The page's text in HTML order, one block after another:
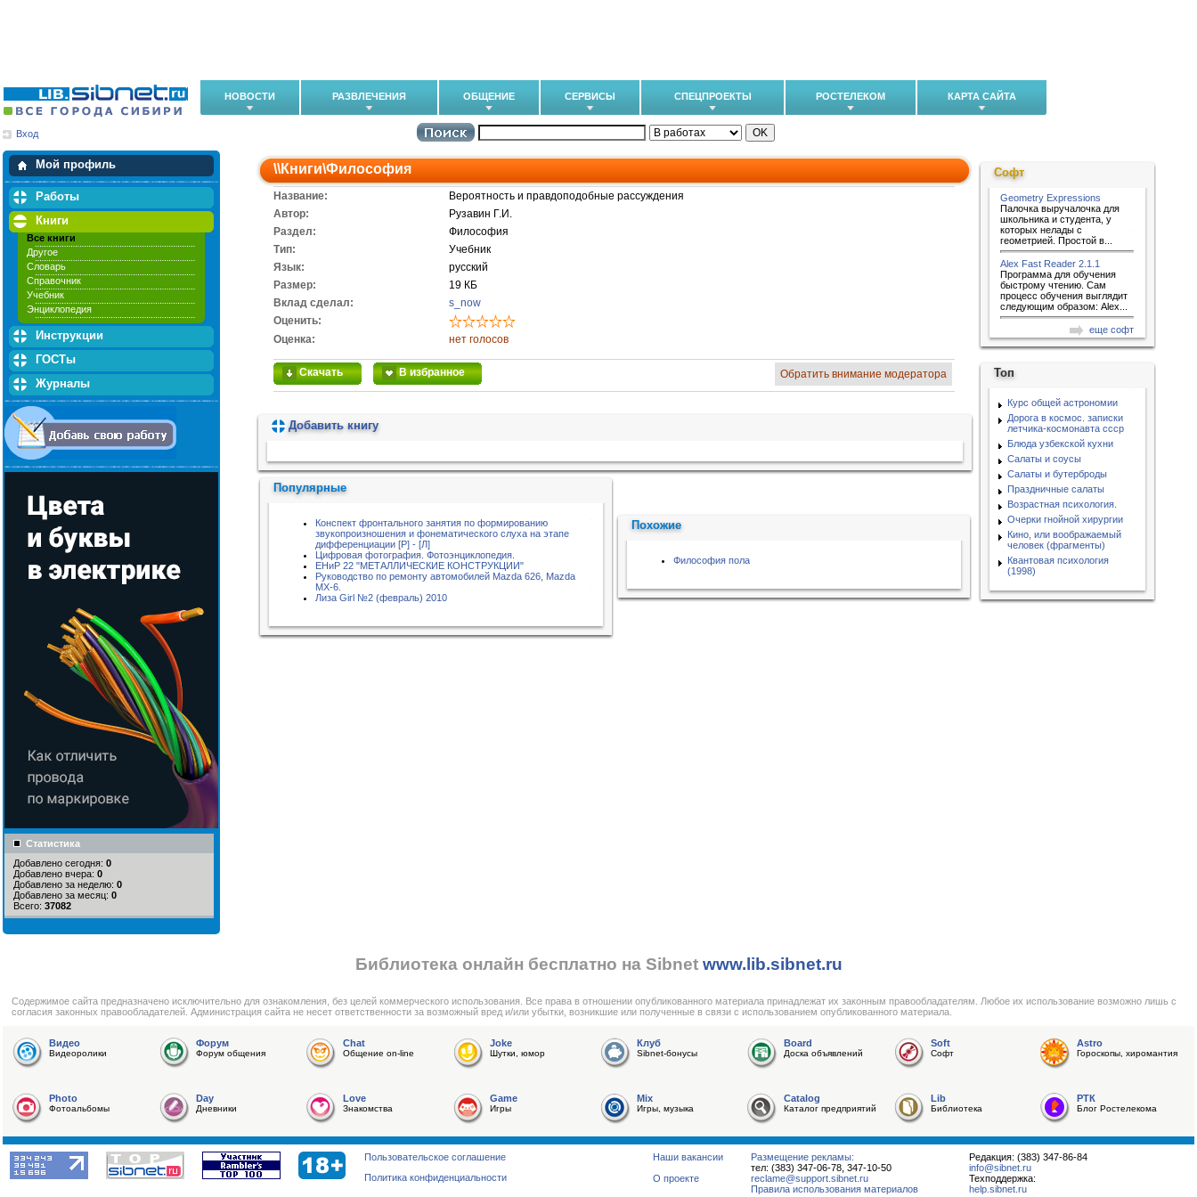
НОВОСТИ РАЗВЛЕЧЕНИЯ ОБЩЕНИЕ СЕРВИСЫ СПЕЦПРОЕКТЫ РОСТЕЛЕКОМ КАРТА САЙТА
Вход
Мой профиль
Мои закладки
Работы
Книги
Все книги
Другое
Словарь
Справочник
Учебник
Энциклопедия
Инструкции
ГОСТы
Журналы
Статистика
Добавлено сегодня: 0
Добавлено вчера: 0
Добавлено за неделю: 0
Добавлено за месяц: 0
Всего: 37082
\\Книги\Философия
Название:
Вероятность и правдоподобные рассуждения
Автор:
Рузавин Г.И.
Раздел:
Философия
Тип:
Учебник
Язык:
русский
Размер:
19 КБ
Вклад сделал:
s_now
Оценить:
Оценка:
нет голосов
Скачать В избранное Обратить внимание модератора
Добавить книгу
Популярные
Конспект фронтального занятия по формированию
звукопроизношения и фонематического слуха на этапе
дифференциации [Р] - [Л]
Цифровая фотография. Фотоэнциклопедия.
ЕНиР 22 "МЕТАЛЛИЧЕСКИЕ КОНСТРУКЦИИ"
Руководство по ремонту автомобилей Mazda 626, Mazda
MX-6.
Лиза Girl №2 (февраль) 2010
Похожие
Философия пола
Софт
Geometry Expressions
Палочка выручалочка для
школьника и студента, у
которых нелады с
геометрией. Простой в...
Alex Fast Reader 2.1.1
Программа для обучения
быстрому чтению. Сам
процесс обучения выглядит
следующим образом: Alex...
еще софт
Топ
Курс общей астрономии
Дорога в космос. записки
летчика-космонавта ссср
Блюда узбекской кухни
Салаты и соусы
Салаты и бутерброды
Праздничные салаты
Возрастная психология.
Очерки гнойной хирургии
Кино, или воображаемый
человек (фрагменты)
Квантовая психология
(1998)
Библиотека онлайн бесплатно на Sibnet www.lib.sibnet.ru
Cодержимое сайта предназначено исключительно для ознакомления, без целей коммерческого использования. Все права в отношении опубликованного материала принадлежат их законным правообладателям. Любое их использование возможно лишь с
согласия законных правообладателей. Администрация сайта не несет ответственности за возможный вред и/или убытки, возникшие или полученные в связи с использованием опубликованного материала.
Видео
Видеоролики
Форум
Форум общения
Chat
Общение on-line
Joke
Шутки, юмор
Клуб
Sibnet-бонусы
Board
Доска объявлений
Soft
Софт
Astro
Гороскопы, хиромантия
Photo
Фотоальбомы
Day
Дневники
Love
Знакомства
Game
Игры
Mix
Игры, музыка
Catalog
Каталог предприятий
Lib
Библиотека
РТК
Блог Ростелекома
Редакция: (383) 347-86-84
info@sibnet.ru
Техподдержка:
help.sibnet.ru
Размещение рекламы:
тел: (383) 347-06-78, 347-10-50
reclame@support.sibnet.ru
Правила использования материалов
Наши вакансии
О проекте
Пользовательское соглашение
Политика конфиденциальности